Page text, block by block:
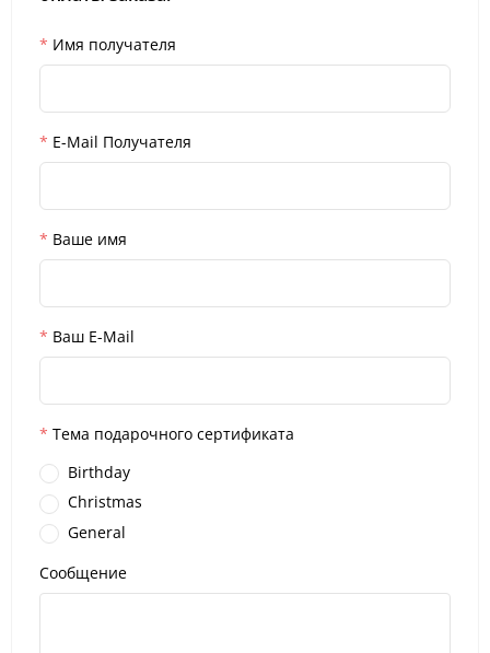
Имя получателя
E-Mail Получателя
Ваше имя
Ваш E-Mail
Тема подарочного сертификата
Birthday
Christmas
General
Сообщение